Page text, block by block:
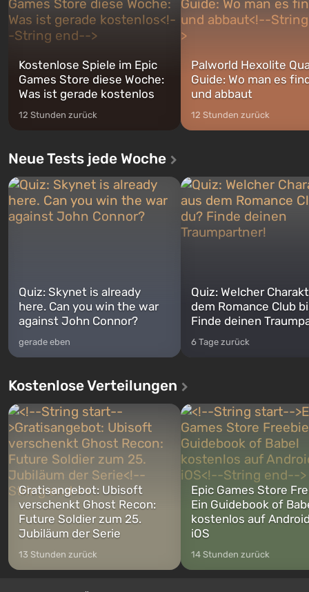
Kostenlose Spiele im Epic
Games Store diese Woche:
Was ist gerade kostenlos
12 Stunden zurück
Palworld Hexolite
Guide: Wo man es
und abbaut
12 Stunden zurück
Neue Tests jede Woche
Quiz: Skynet is already
here. Can you win the war
against John Connor?
gerade eben
Quiz: Welcher
dem Romance Club
Finde deinen
6 Tage zurück
Kostenlose Verteilungen
Gratisangebot: Ubisoft
verschenkt Ghost Recon:
Future Soldier zum 25.
Jubiläum der Serie
13 Stunden zurück
Epic Games Store
Ein Guidebook of
kostenlos auf
iOS
14 Stunden zurück